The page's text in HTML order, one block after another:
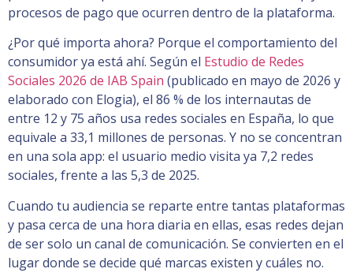
procesos de pago que ocurren dentro de la plataforma.
¿Por qué importa ahora? Porque el comportamiento del
consumidor ya está ahí. Según el Estudio de Redes
Sociales 2026 de IAB Spain (publicado en mayo de 2026 y
elaborado con Elogia), el 86 % de los internautas de
entre 12 y 75 años usa redes sociales en España, lo que
equivale a 33,1 millones de personas. Y no se concentran
en una sola app: el usuario medio visita ya 7,2 redes
sociales, frente a las 5,3 de 2025.
Cuando tu audiencia se reparte entre tantas plataformas
y pasa cerca de una hora diaria en ellas, esas redes dejan
de ser solo un canal de comunicación. Se convierten en el
lugar donde se decide qué marcas existen y cuáles no.